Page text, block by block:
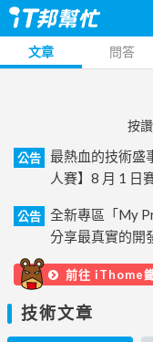
文章 問答
按
公告
最熱血的技術盛
人賽】8 月 1 日
公告
全新專區「My
分享最真實的開
前往 iThome
技術文章